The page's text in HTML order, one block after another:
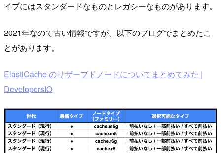
イプにはスタンダードなものとレガシーなものがあります。
2021年なので古い情報ですが、以下のブログでまとめたこ
とがあります。
ElastiCache のリザーブドノードについてまとめてみた |
DevelopersIO